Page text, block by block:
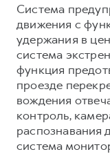
Система
движения с
удержания в
система
функция
проезде
вождения
контроль,
распознавания
система